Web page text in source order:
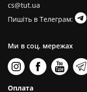
cs@tut.ua
Пишіть в Телеграм:
Ми в соц. мережах
Оплата